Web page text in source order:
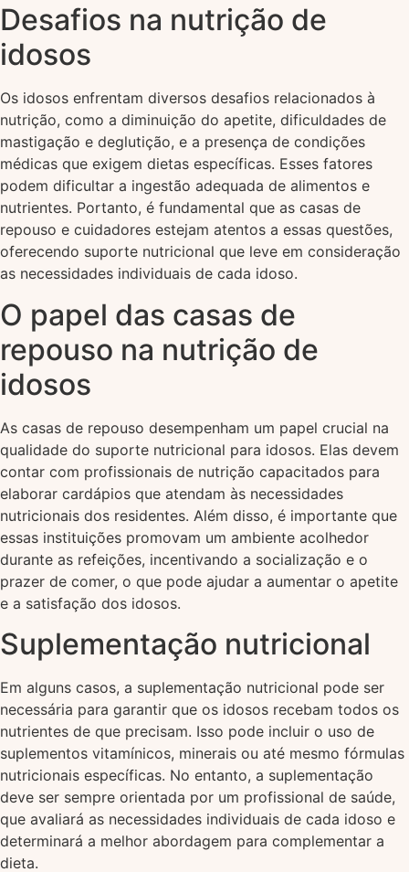
Desafios na nutrição de
idosos
Os idosos enfrentam diversos desafios relacionados à
nutrição, como a diminuição do apetite, dificuldades de
mastigação e deglutição, e a presença de condições
médicas que exigem dietas específicas. Esses fatores
podem dificultar a ingestão adequada de alimentos e
nutrientes. Portanto, é fundamental que as casas de
repouso e cuidadores estejam atentos a essas questões,
oferecendo suporte nutricional que leve em consideração
as necessidades individuais de cada idoso.
O papel das casas de
repouso na nutrição de
idosos
As casas de repouso desempenham um papel crucial na
qualidade do suporte nutricional para idosos. Elas devem
contar com profissionais de nutrição capacitados para
elaborar cardápios que atendam às necessidades
nutricionais dos residentes. Além disso, é importante que
essas instituições promovam um ambiente acolhedor
durante as refeições, incentivando a socialização e o
prazer de comer, o que pode ajudar a aumentar o apetite
e a satisfação dos idosos.
Suplementação nutricional
Em alguns casos, a suplementação nutricional pode ser
necessária para garantir que os idosos recebam todos os
nutrientes de que precisam. Isso pode incluir o uso de
suplementos vitamínicos, minerais ou até mesmo fórmulas
nutricionais específicas. No entanto, a suplementação
deve ser sempre orientada por um profissional de saúde,
que avaliará as necessidades individuais de cada idoso e
determinará a melhor abordagem para complementar a
dieta.